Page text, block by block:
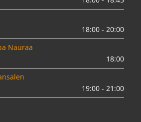
18:00 - 20:00
Nauraa
18:00
19:00 - 21:00